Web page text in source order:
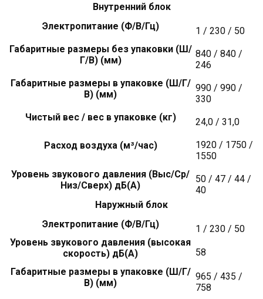
Внутренний блок
Электропитание (Ф/В/Гц)
1 / 230 / 50
Габаритные размеры без упаковки (Ш/
Г/В) (мм)
840 / 840 /
246
Габаритные размеры в упаковке (Ш/Г/
В) (мм)
990 / 990 /
330
Чистый вес / вес в упаковке (кг)
24,0 / 31,0
Расход воздуха (м³/час)
1920 / 1750 /
1550
Уровень звукового давления (Выс/Ср/
Низ/Сверх) дБ(А)
50 / 47 / 44 /
40
Наружный блок
Электропитание (Ф/В/Гц)
1 / 230 / 50
Уровень звукового давления (высокая
скорость) дБ(А)
58
Габаритные размеры в упаковке (Ш/Г/
В) (мм)
965 / 435 /
758